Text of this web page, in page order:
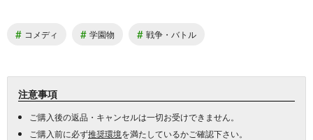
# コメディ # 学園物 # 戦争・バトル
注意事項
ご購入後の返品・キャンセルは一切お受けできません。
ご購入前に必ず推奨環境を満たしているかご確認下さい。